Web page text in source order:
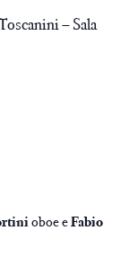
– Sala
oboe eFabio